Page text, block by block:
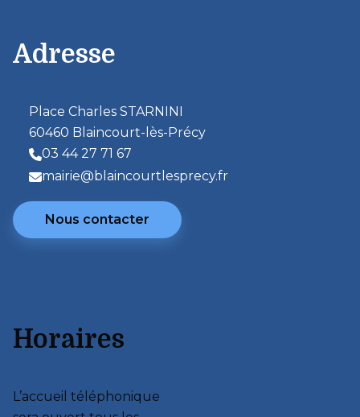
Adresse
Place Charles STARNINI
60460 Blaincourt-lès-Précy
03 44 27 71 67
mairie@blaincourtlesprecy.fr
Nous contacter
Horaires
L’accueil téléphonique